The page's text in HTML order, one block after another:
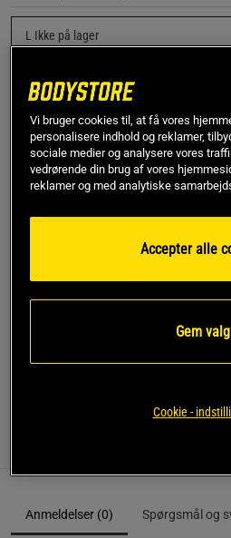
L Ikke på lager
!
Dette produkt er desværre
det kommer på lager igen.
Få 150 kr i rabat
*Gælder ikke drikkevarer eller
SKU #1376791-390R | EAN196040025704
Anmeldelser (0) Spørgsmål og
Vi bruger cookies til, at få vores
personalisere indhold og reklamer,
sociale medier og analysere vores
vedrørende din brug af vores
reklamer og med analytiske
Accepter alle
Gem valg
Cookie -